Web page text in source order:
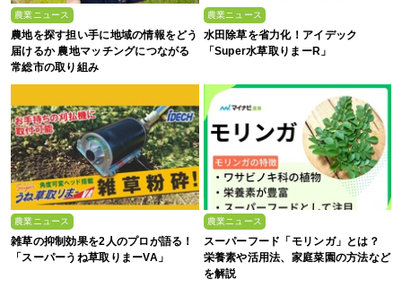
農業ニュース
農地を探す担い手に地域の情報をどう
届けるか 農地マッチングにつながる
常総市の取り組み
農業ニュース
水田除草を省力化！アイデック
「Super水草取りまーR」
農業ニュース
雑草の抑制効果を2人のプロが語る！
「スーパーうね草取りまーVA」
農業ニュース
スーパーフード「モリンガ」とは？
栄養素や活用法、家庭菜園の方法など
を解説